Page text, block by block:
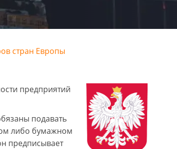
стран Европы
предприятий
подавать
либо бумажном
предписывает